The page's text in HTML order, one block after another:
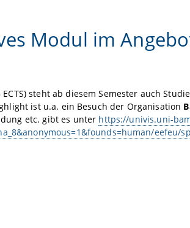
Modul im
ECTS) steht ab diesem Semester auch
ist u.a. ein Besuch der Organisation
etc. gibt es unter https://univis.uni-
eefeu/